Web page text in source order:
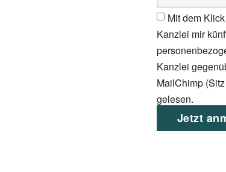
Mit dem
Kanzlei mir
Kanzlei
MailChimp
gelesen.
Jetzt